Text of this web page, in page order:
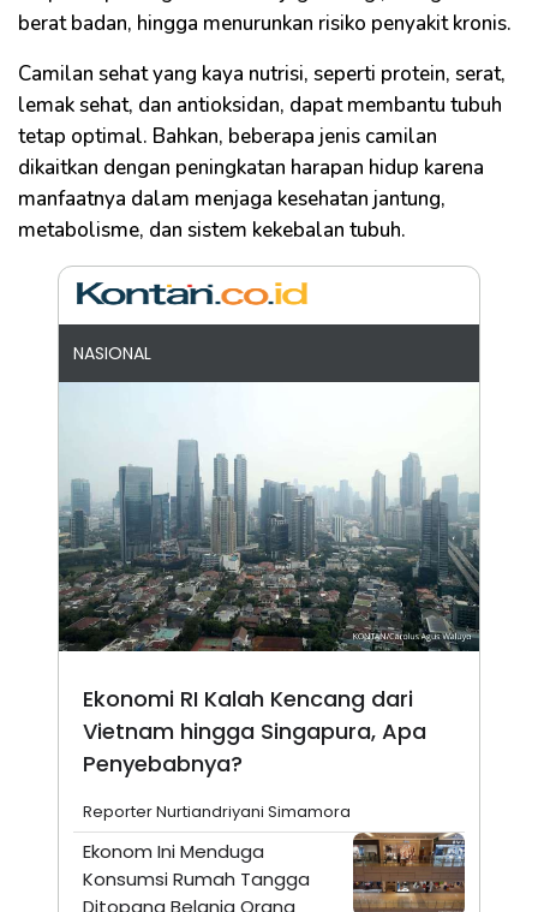
berat badan, hingga menurunkan risiko penyakit kronis.
Camilan sehat yang kaya nutrisi, seperti protein, serat,
lemak sehat, dan antioksidan, dapat membantu tubuh
tetap optimal. Bahkan, beberapa jenis camilan
dikaitkan dengan peningkatan harapan hidup karena
manfaatnya dalam menjaga kesehatan jantung,
metabolisme, dan sistem kekebalan tubuh.
NASIONAL
Ekonomi RI Kalah Kencang dari
Vietnam hingga Singapura, Apa
Penyebabnya?
Reporter Nurtiandriyani Simamora
Ekonom Ini Menduga
Konsumsi Rumah Tangga
Ditopang Belanja Orang